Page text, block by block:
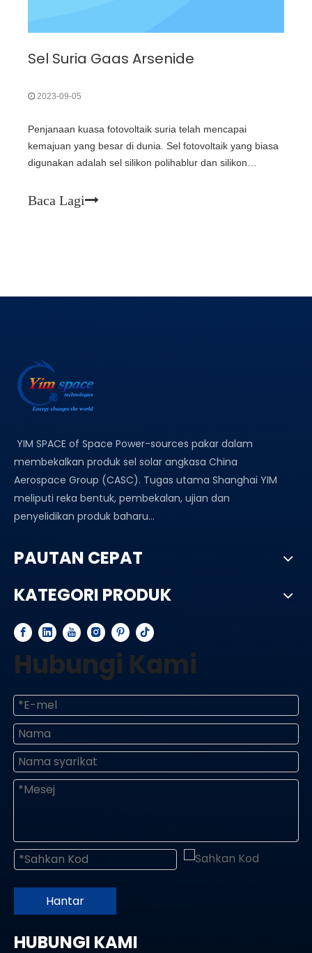
Sel Suria Gaas Arsenide
2023-09-05
Penjanaan kuasa fotovoltaik suria telah mencapai
kemajuan yang besar di dunia. Sel fotovoltaik yang biasa
digunakan adalah sel silikon polihablur dan silikon
bekalan yang terhad bagi silikon polihablur bahan mentah
Baca Lagi
YIM SPACE of Space Power-sources pakar dalam
membekalkan produk sel solar angkasa China
Aerospace Group (CASC). Tugas utama Shanghai YIM
meliputi reka bentuk, pembekalan, ujian dan
penyelidikan produk baharu...
PAUTAN CEPAT
KATEGORI PRODUK
Hubungi Kami
Hantar
HUBUNGI KAMI